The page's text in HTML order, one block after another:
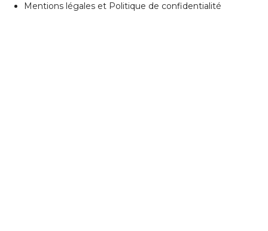
Mentions légales et Politique de confidentialité